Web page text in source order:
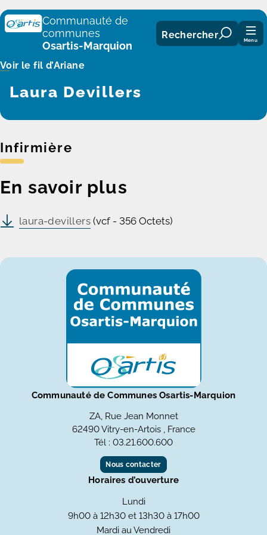
Panneau de gestion des cookies
Communauté de
communes
Osartis-Marquion
Rechercher Menu
Voir le fil d’Ariane
Laura Devillers
Infirmière
En savoir plus
laura-devillers (vcf - 356 Octets)
Communauté de Communes Osartis-Marquion
ZA, Rue Jean Monnet
62490 Vitry-en-Artois , France
Tél : 03.21.600.600
Nous contacter
Horaires d’ouverture
Lundi
9h00 à 12h30 et 13h30 à 17h00
Mardi au Vendredi